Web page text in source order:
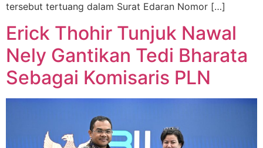
tersebut tertuang dalam Surat Edaran Nomor […]
Erick Thohir Tunjuk Nawal
Nely Gantikan Tedi Bharata
Sebagai Komisaris PLN